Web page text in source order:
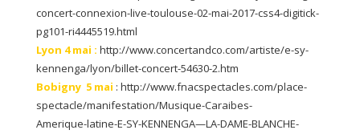
concert-connexion-live-toulouse-02-mai-2017-css4-digitick-
pg101-ri4445519.html
Lyon 4 mai : http://www.concertandco.com/artiste/e-sy-
kennenga/lyon/billet-concert-54630-2.htm
Bobigny 5 mai : http://www.fnacspectacles.com/place-
spectacle/manifestation/Musique-Caraibes-
Amerique-latine-E-SY-KENNENGA—LA-DAME-BLANCHE-